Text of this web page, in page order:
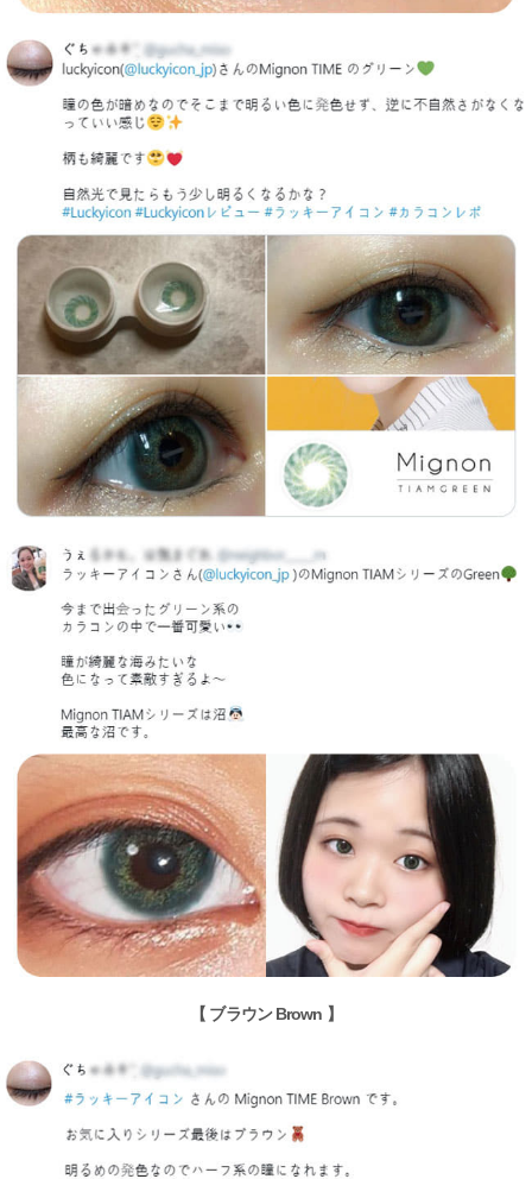
【 ブラウン Brown 】